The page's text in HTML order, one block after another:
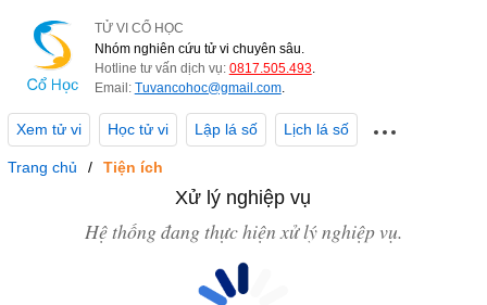
TỬ VI CỔ HỌC
Nhóm nghiên cứu tử vi chuyên sâu.
Hotline tư vấn dịch vụ: 0817.505.493.
Email: Tuvancohoc@gmail.com.
Xem tử vi Học tử vi Lập lá số Lịch lá số
Trang chủ Tiện ích
Xử lý nghiệp vụ
Hệ thống đang thực hiện xử lý nghiệp vụ.